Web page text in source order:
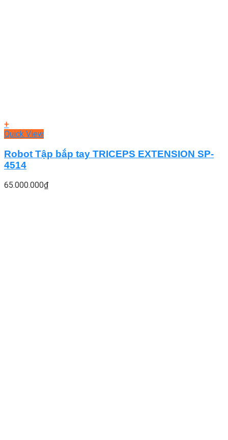
+
Quick View
Robot Tập bắp tay TRICEPS EXTENSION SP-
4514
65.000.000₫